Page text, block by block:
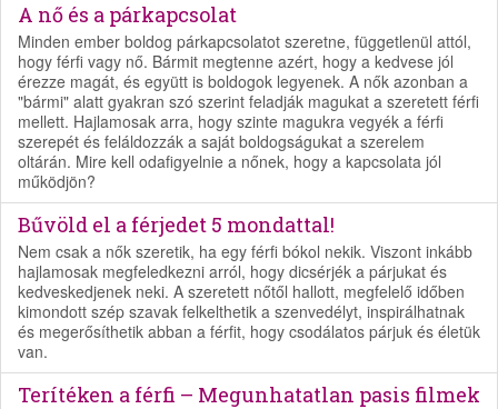
A nő és a párkapcsolat
Minden ember boldog párkapcsolatot szeretne, függetlenül attól,
hogy férfi vagy nő. Bármit megtenne azért, hogy a kedvese jól
érezze magát, és együtt is boldogok legyenek. A nők azonban a
"bármi" alatt gyakran szó szerint feladják magukat a szeretett férfi
mellett. Hajlamosak arra, hogy szinte magukra vegyék a férfi
szerepét és feláldozzák a saját boldogságukat a szerelem
oltárán. Mire kell odafigyelnie a nőnek, hogy a kapcsolata jól
működjön?
Bűvöld el a férjedet 5 mondattal!
Nem csak a nők szeretik, ha egy férfi bókol nekik. Viszont inkább
hajlamosak megfeledkezni arról, hogy dicsérjék a párjukat és
kedveskedjenek neki. A szeretett nőtől hallott, megfelelő időben
kimondott szép szavak felkelthetik a szenvedélyt, inspirálhatnak
és megerősíthetik abban a férfit, hogy csodálatos párjuk és életük
van.
Terítéken a férfi – Megunhatatlan pasis filmek